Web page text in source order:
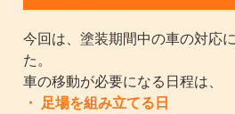
今回は、塗装期間中の車の対応
た。
車の移動が必要になる日程は、
・ 足場を組み立てる日